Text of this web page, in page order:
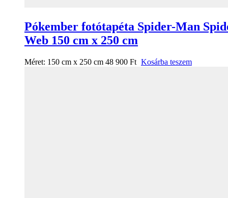
Pókember fotótapéta Spider-Man
Web 150 cm x 250 cm
Méret: 150 cm x 250 cm 48 900 Ft Kosárba teszem